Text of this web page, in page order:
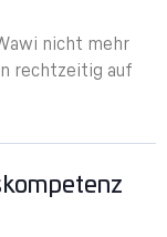
nicht mehr
rechtzeitig auf